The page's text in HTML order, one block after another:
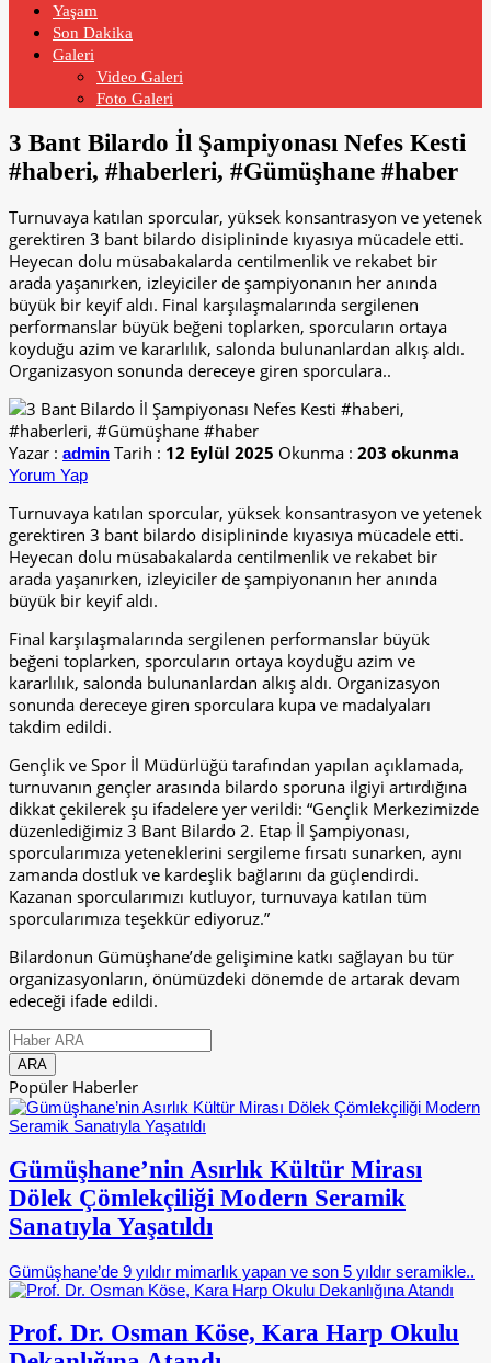
Yaşam
Son Dakika
Galeri
Video Galeri
Foto Galeri
3 Bant Bilardo İl Şampiyonası Nefes Kesti
#haberi, #haberleri, #Gümüşhane #haber
Turnuvaya katılan sporcular, yüksek konsantrasyon ve yetenek
gerektiren 3 bant bilardo disiplininde kıyasıya mücadele etti.
Heyecan dolu müsabakalarda centilmenlik ve rekabet bir
arada yaşanırken, izleyiciler de şampiyonanın her anında
büyük bir keyif aldı. Final karşılaşmalarında sergilenen
performanslar büyük beğeni toplarken, sporcuların ortaya
koyduğu azim ve kararlılık, salonda bulunanlardan alkış aldı.
Organizasyon sonunda dereceye giren sporculara..
Yazar : admin Tarih : 12 Eylül 2025 Okunma : 203 okunma
Yorum Yap
Turnuvaya katılan sporcular, yüksek konsantrasyon ve yetenek
gerektiren 3 bant bilardo disiplininde kıyasıya mücadele etti.
Heyecan dolu müsabakalarda centilmenlik ve rekabet bir
arada yaşanırken, izleyiciler de şampiyonanın her anında
büyük bir keyif aldı.
Final karşılaşmalarında sergilenen performanslar büyük
beğeni toplarken, sporcuların ortaya koyduğu azim ve
kararlılık, salonda bulunanlardan alkış aldı. Organizasyon
sonunda dereceye giren sporculara kupa ve madalyaları
takdim edildi.
Gençlik ve Spor İl Müdürlüğü tarafından yapılan açıklamada,
turnuvanın gençler arasında bilardo sporuna ilgiyi artırdığına
dikkat çekilerek şu ifadelere yer verildi: “Gençlik Merkezimizde
düzenlediğimiz 3 Bant Bilardo 2. Etap İl Şampiyonası,
sporcularımıza yeteneklerini sergileme fırsatı sunarken, aynı
zamanda dostluk ve kardeşlik bağlarını da güçlendirdi.
Kazanan sporcularımızı kutluyor, turnuvaya katılan tüm
sporcularımıza teşekkür ediyoruz.”
Bilardonun Gümüşhane’de gelişimine katkı sağlayan bu tür
organizasyonların, önümüzdeki dönemde de artarak devam
edeceği ifade edildi.
Popüler Haberler
Gümüşhane’nin Asırlık Kültür Mirası
Dölek Çömlekçiliği Modern Seramik
Sanatıyla Yaşatıldı
Gümüşhane’de 9 yıldır mimarlık yapan ve son 5 yıldır seramikle..
Prof. Dr. Osman Köse, Kara Harp Okulu